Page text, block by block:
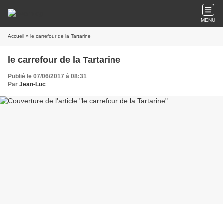
MENU
Accueil » le carrefour de la Tartarine
le carrefour de la Tartarine
Publié le 07/06/2017 à 08:31
Par Jean-Luc